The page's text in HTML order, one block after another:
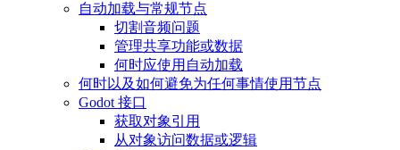
自动加载与常规节点
切割音频问题
管理共享功能或数据
何时应使用自动加载
何时以及如何避免为任何事情使用节点
Godot 接口
获取对象引用
从对象访问数据或逻辑